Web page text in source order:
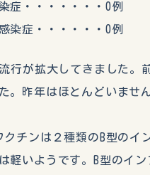
・・・・・・0例
・・・・・・0例
行が拡大してきました。
。昨年はほとんどいませ
チンは２種類のB型のイ
軽いようです。B型のイ